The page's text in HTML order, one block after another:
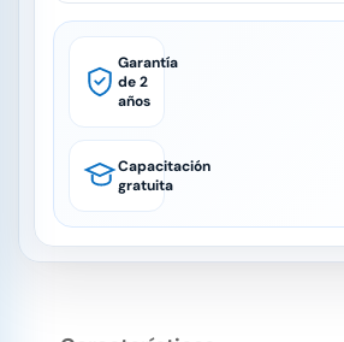
Garantía
de 2
años
Capacitación
gratuita